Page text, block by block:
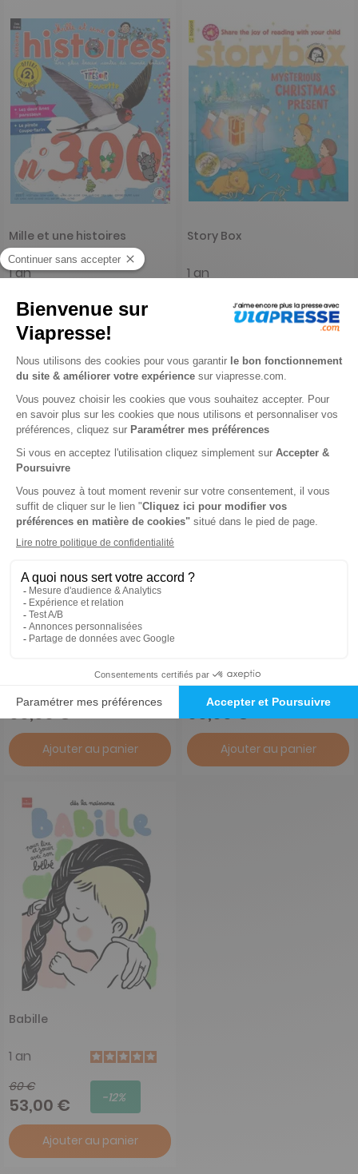
Mille et une histoires
1 an
71,40 €
67,00 € -6%
Ajouter au panier
Story Box
1 an
90,00 €
Ajouter au panier
Adventure Box
90,00 €
Ajouter au panier
90,00 €
Ajouter au panier
Babille
1 an
60 €
53,00 € -12%
Ajouter au panier